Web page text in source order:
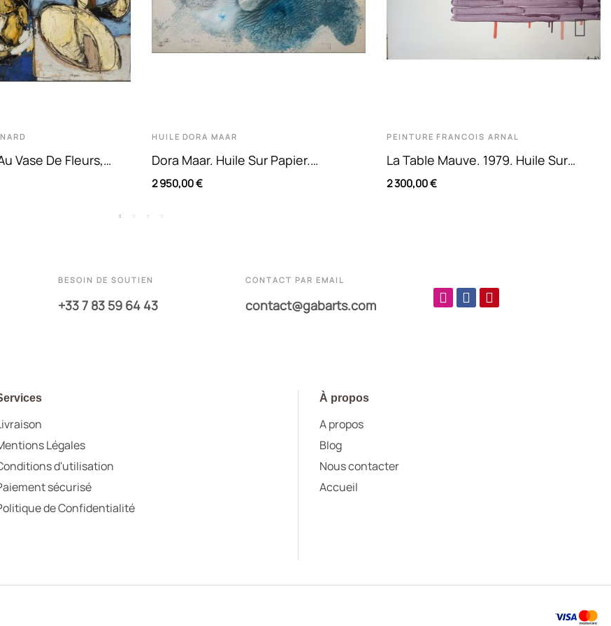
Vase De Fleurs,
HUILE DORA MAAR
Dora Maar. Huile Sur Papier.
Composition Abstraite En Vert Et
2 950,00 €
PEINTURE FRANCOIS ARNAL
La Table Mauve. 1979. Huile Sur
Toile. Signée Et Datée En Bas À...
2 300,00 €
BESOIN DE SOUTIEN
+33 7 83 59 64 43
CONTACT PAR EMAIL
contact@gabarts.com
Légales
d'utilisation
sécurisé
de Confidentialité
À propos
A propos
Blog
Nous contacter
Accueil